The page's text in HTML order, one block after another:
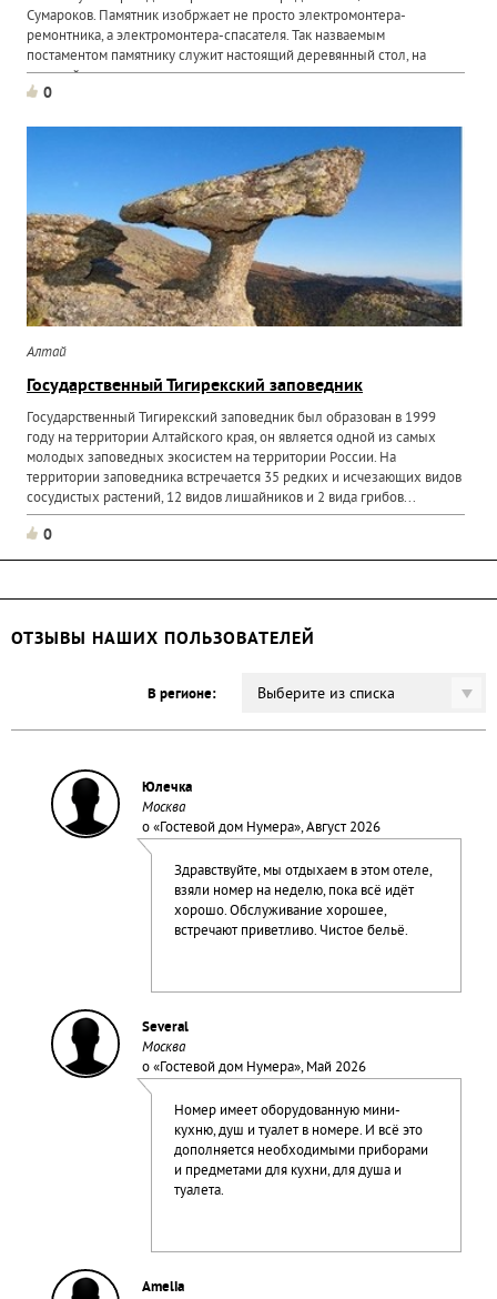
Сумароков. Памятник изобржает не просто электромонтера-
ремонтника, а электромонтера-спасателя. Так назваемым
постаментом памятнику служит настоящий деревянный стол, на
который и...
0
Алтай
Государственный Тигирекский заповедник
Государственный Тигирекский заповедник был образован в 1999
году на территории Алтайского края, он является одной из самых
молодых заповедных экосистем на территории России. На
территории заповедника встречается 35 редких и исчезающих видов
сосудистых растений, 12 видов лишайников и 2 вида грибов...
0
ОТЗЫВЫ НАШИХ ПОЛЬЗОВАТЕЛЕЙ
В регионе: Выберите из списка
Юлечка
Москва
о «Гостевой дом Нумера», Август 2026
Здравствуйте, мы отдыхаем в этом отеле,
взяли номер на неделю, пока всё идёт
хорошо. Обслуживание хорошее,
встречают приветливо. Чистое бельё.
Several
Москва
о «Гостевой дом Нумера», Май 2026
Номер имеет оборудованную мини-
кухню, душ и туалет в номере. И всё это
дополняется необходимыми приборами
и предметами для кухни, для душа и
туалета.
Amelia